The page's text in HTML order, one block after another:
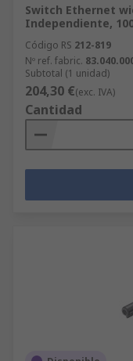
Switch Ethernet
Independiente,
Código RS 212-819
Nº ref. fabric.
Subtotal (1 unidad)
204,30 €(exc. IVA)
Cantidad